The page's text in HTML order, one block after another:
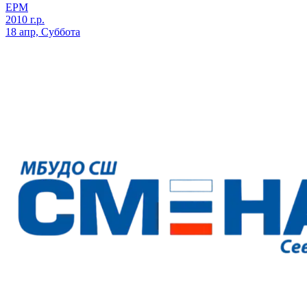
ЕРМ
2010 г.р.
18 апр, Суббота